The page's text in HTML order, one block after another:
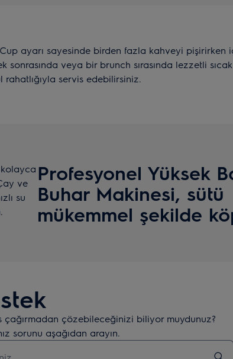
ayarı sayesinde birden fazla kahveyi pişirirken
sonrasında veya bir brunch sırasında lezzetli
rahatlığıyla servis edebilirsiniz.
Profesyonel Yüksek
Buhar Makinesi, sütü
mükemmel şekilde
kolayca
ve
su
çağırmadan çözebileceğinizi biliyor muydunuz?
sorunu aşağıdan arayın.